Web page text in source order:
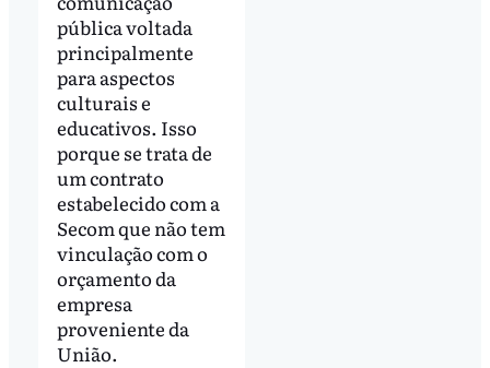
pública voltada
principalmente
para aspectos
culturais e
educativos. Isso
porque se trata de
um contrato
estabelecido com a
Secom que não tem
vinculação com o
orçamento da
empresa
proveniente da
União.